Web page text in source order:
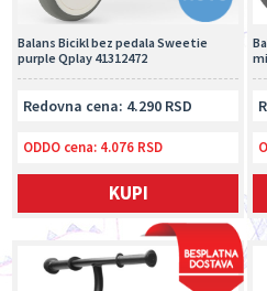
Balans Bicikl bez pedala Sweetie
purple Qplay 41312472
Redovna cena: 4.290 RSD
ODDO cena: 4.076 RSD
KUPI